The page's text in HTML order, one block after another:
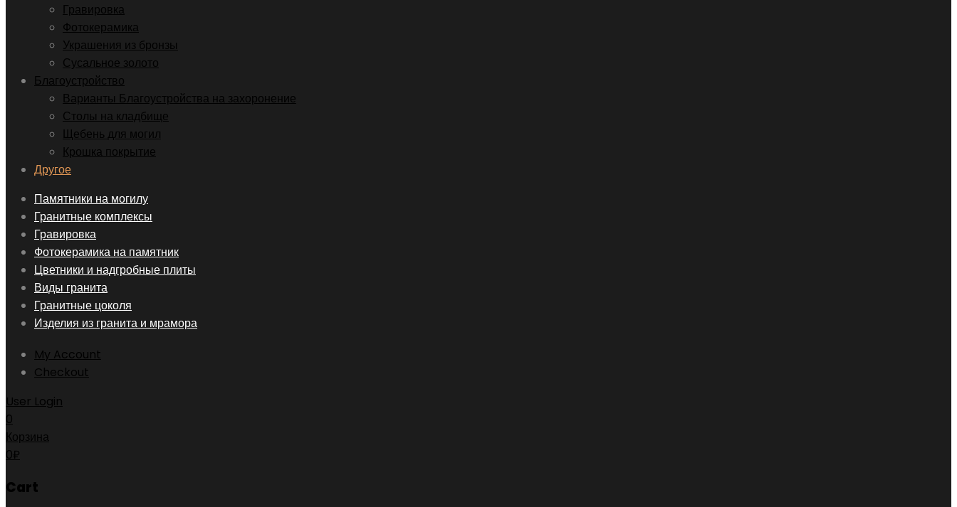
Гравировка
Фотокерамика
Украшения из бронзы
Сусальное золото
Благоустройство
Варианты Благоустройства на захоронение
Столы на кладбище
Щебень для могил
Крошка покрытие
Другое
Skip
content
Памятники на могилу
Гранитные комплексы
Гравировка
Фотокерамика на памятник
Цветники и надгробные плиты
Виды гранита
Гранитные цоколя
Изделия из гранита и мрамора
My Account
Checkout
User Login
0
Корзина
0₽
Cart